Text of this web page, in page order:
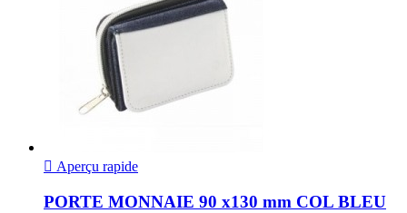
 Aperçu rapide
PORTE MONNAIE 90 x130 mm COL BLEU